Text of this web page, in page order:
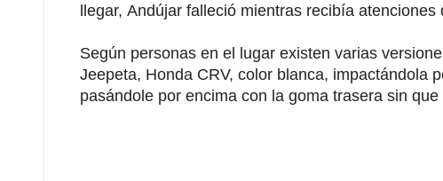
llegar, Andújar falleció mientras recibía
Según personas en el lugar existen varias
Jeepeta, Honda CRV, color blanca, impactándola
pasándole por encima con la goma trasera sin